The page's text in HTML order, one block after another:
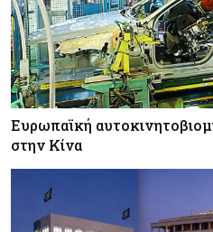
Ούτε άσπρος ούτε
κουρεμένους - Δεν
δόση εντός ‘26
Ευρωπαϊκή
στην Κίνα